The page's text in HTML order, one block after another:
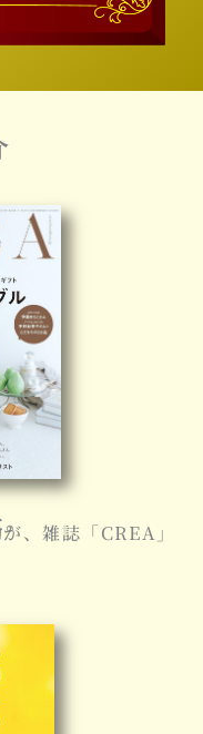
、雑誌「CREA」